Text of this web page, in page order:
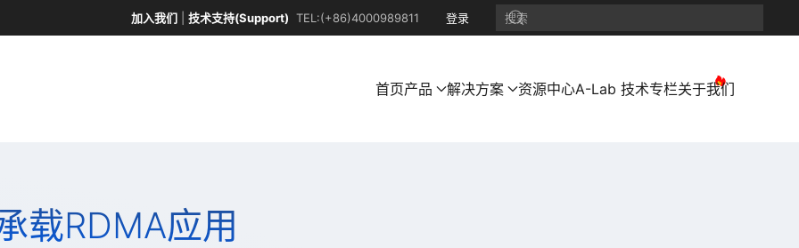
加入我们 技术支持(Support) TEL:(+86)4000989811 登录
首页产品 解决方案 资源中心A-Lab 技术专栏关于我们
载RDMA应用